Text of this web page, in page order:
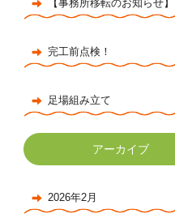
【事務所移転のお知らせ】
完工前点検！
足場組み立て
アーカイブ
2026年2月